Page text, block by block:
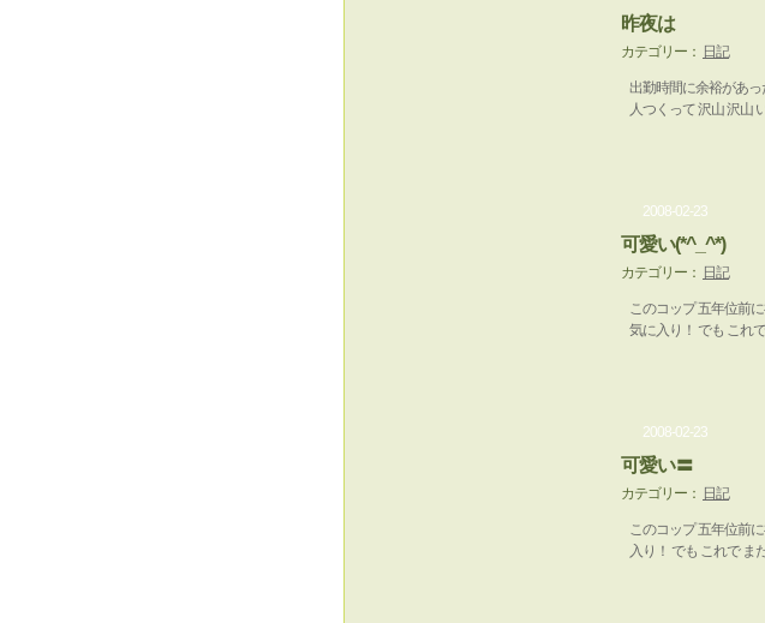
昨夜は
カテゴリー： 日記
出勤時間に余裕があ
人つくって 沢山 沢山
2008-02-23
可愛い(*^_^*)
カテゴリー： 日記
このコップ 五年位前
気に入り！ でも これ
2008-02-23
可愛い〓
カテゴリー： 日記
このコップ 五年位前
入り！ でも これで ま